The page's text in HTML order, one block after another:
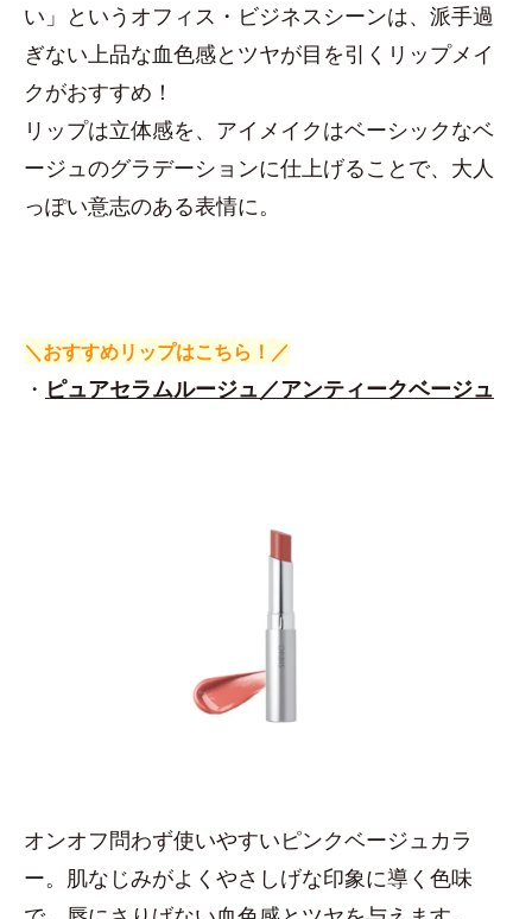
い」というオフィス・ビジネスシーンは、派手過
ぎない上品な血色感とツヤが目を引くリップメイ
クがおすすめ！
リップは立体感を、アイメイクはベーシックなベ
ージュのグラデーションに仕上げることで、大人
っぽい意志のある表情に。
＼おすすめリップはこちら！／
・ ピュアセラムルージュ／アンティークベージュ
オンオフ問わず使いやすいピンクベージュカラ
ー。肌なじみがよくやさしげな印象に導く色味